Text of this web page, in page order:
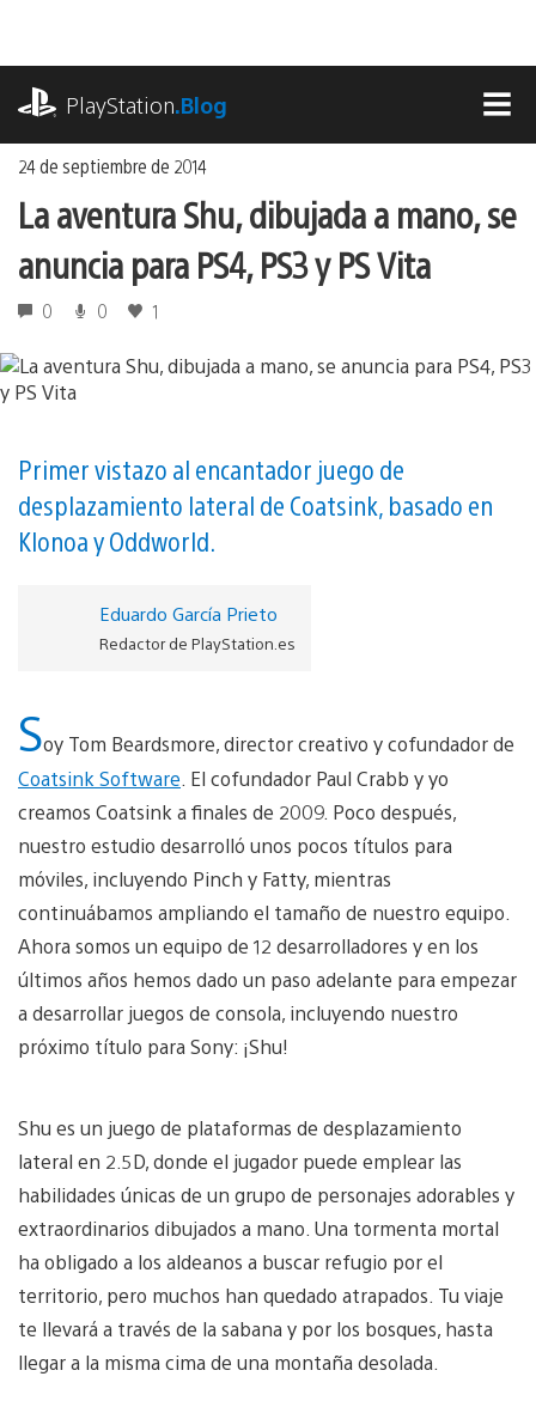
contenido
PlayStation.Blog
24 de septiembre de 2014
La aventura Shu, dibujada a mano, se
anuncia para PS4, PS3 y PS Vita
0 0 1
Primer vistazo al encantador juego de
desplazamiento lateral de Coatsink, basado en
Klonoa y Oddworld.
Eduardo García Prieto
Redactor de PlayStation.es
Soy Tom Beardsmore, director creativo y cofundador de
Coatsink Software . El cofundador Paul Crabb y yo
creamos Coatsink a finales de 2009. Poco después,
nuestro estudio desarrolló unos pocos títulos para
móviles, incluyendo Pinch y Fatty, mientras
continuábamos ampliando el tamaño de nuestro equipo.
Ahora somos un equipo de 12 desarrolladores y en los
últimos años hemos dado un paso adelante para empezar
a desarrollar juegos de consola, incluyendo nuestro
próximo título para Sony: ¡Shu!
Shu es un juego de plataformas de desplazamiento
lateral en 2.5D, donde el jugador puede emplear las
habilidades únicas de un grupo de personajes adorables y
extraordinarios dibujados a mano. Una tormenta mortal
ha obligado a los aldeanos a buscar refugio por el
territorio, pero muchos han quedado atrapados. Tu viaje
te llevará a través de la sabana y por los bosques, hasta
llegar a la misma cima de una montaña desolada.